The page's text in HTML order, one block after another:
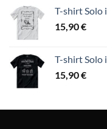
T-shirt Solo
15,90€
T-shirt Solo
15,90€